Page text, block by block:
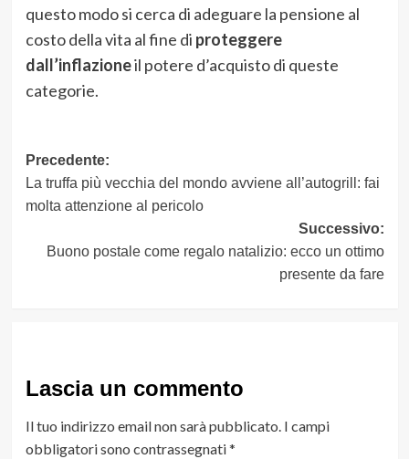
questo modo si cerca di adeguare la pensione al
costo della vita al fine di proteggere
dall’inflazioneil potere d’acquisto di queste
categorie.
Navigazione
articolo
Precedente:
La truffa più vecchia del mondo avviene all’autogrill: fai
molta attenzione al pericolo
Successivo:
Buono postale come regalo natalizio: ecco un ottimo
presente da fare
Lascia un commento
Il tuo indirizzo email non sarà pubblicato. I campi
obbligatori sono contrassegnati*